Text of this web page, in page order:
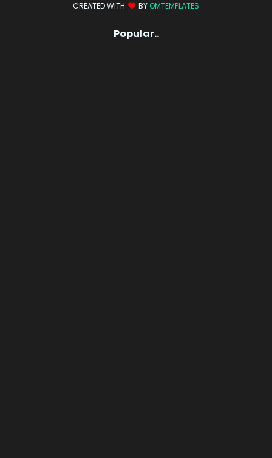
CREATED WITH BY OMTEMPLATES
Popular..